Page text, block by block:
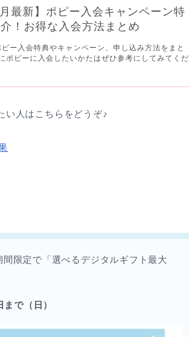
最新】ポピー入会キャンペーン特
！お得な入会方法まとめ
ー入会特典やキャンペーン、申し込み方法をまと
ポピーに入会したいかたはぜひ参考にしてみてくだ
い人はこちらをどうぞ♪
限定で「選べるデジタルギフト最大
まで（日）